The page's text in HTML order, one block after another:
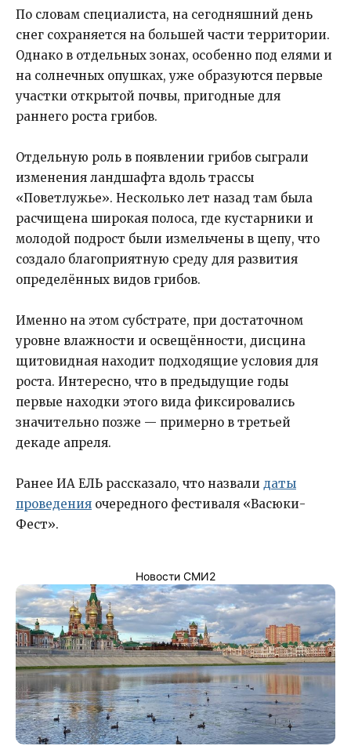
По словам специалиста, на сегодняшний день
снег сохраняется на большей части территории.
Однако в отдельных зонах, особенно под елями и
на солнечных опушках, уже образуются первые
участки открытой почвы, пригодные для
раннего роста грибов.
Отдельную роль в появлении грибов сыграли
изменения ландшафта вдоль трассы
«Поветлужье». Несколько лет назад там была
расчищена широкая полоса, где кустарники и
молодой подрост были измельчены в щепу, что
создало благоприятную среду для развития
определённых видов грибов.
Именно на этом субстрате, при достаточном
уровне влажности и освещённости, дисцина
щитовидная находит подходящие условия для
роста. Интересно, что в предыдущие годы
первые находки этого вида фиксировались
значительно позже — примерно в третьей
декаде апреля.
Ранее ИА ЕЛЬ рассказало, что назвали даты
проведения очередного фестиваля «Васюки-
Фест».
Новости СМИ2